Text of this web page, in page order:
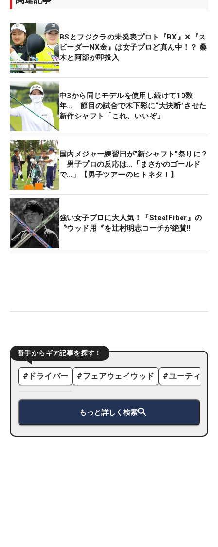
BSとフジクラの未発表プロト『BX』✕『ス
ピーダーNX金』は女子プロど真ん中！？ 桑
木と阿部が即投入
中3から同じモデルを使用し続けて10数
年… 節目の試合で木下彩に“大決断”させた
新作シャフト「これ、いいぞ」
国内メジャー練習日が“新シャフト”祭りに？
男子プロの反応は…「まさかのゴールド
で…」【男子ツアーのヒトネタ！】
強い女子プロに大人気！『SteelFiber』の
〝ウッド用〞を辻村明志コーチが絶賛‼️
番手からギア記事を探す！
# ドライバー #フェアウェイウッド #ユーティリ
もっと詳しく検索